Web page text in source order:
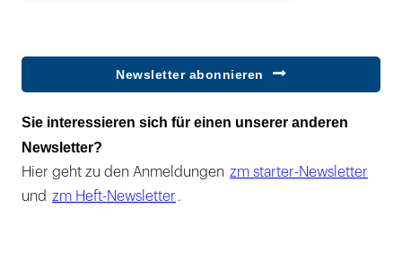
Newsletter abonnieren
Sie interessieren sich für einen unserer anderen
Newsletter?
Hier geht zu den Anmeldungen zm starter-Newsletter
und zm Heft-Newsletter .